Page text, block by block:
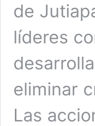
de
líderes
eliminar
Las